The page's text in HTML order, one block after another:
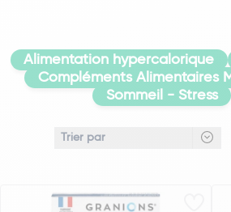
Alimentation hypercalorique
Compléments Alimentaires
Sommeil - Stress